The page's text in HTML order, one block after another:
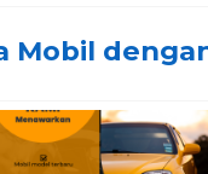
Mobil